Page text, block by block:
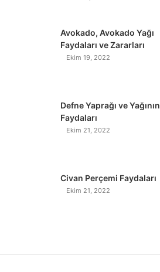
Avokado, Avokado Yağı
Faydaları ve Zararları
Ekim 19, 2022
Defne Yaprağı ve Yağının
Faydaları
Ekim 21, 2022
Civan Perçemi Faydaları
Ekim 21, 2022